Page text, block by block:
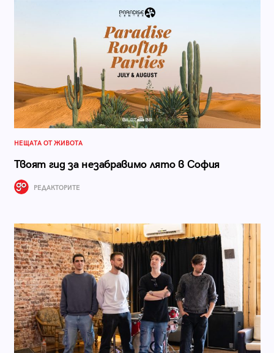
НЕЩАТА ОТ ЖИВОТА
Твоят гид за незабравимо лято в София
РЕДАКТОРИТЕ